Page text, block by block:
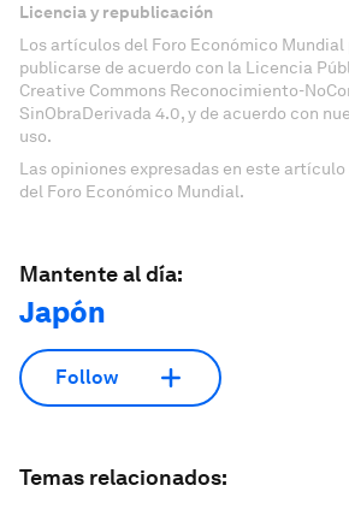
Licencia y republicación
Los artículos del Foro Económico Mundial
publicarse de acuerdo con la Licencia
Creative Commons Reconocimiento-
SinObraDerivada 4.0, y de acuerdo con
uso.
Las opiniones expresadas en este artículo
del Foro Económico Mundial.
Mantente al día:
Japón
Follow
Temas relacionados: